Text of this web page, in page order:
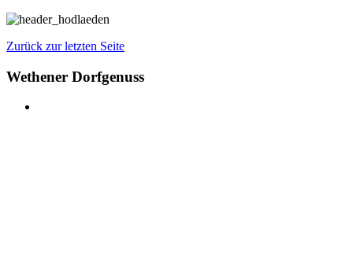
Zurück zur letzten Seite
Wethener Dorfgenuss